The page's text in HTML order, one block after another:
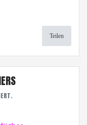
Teilen